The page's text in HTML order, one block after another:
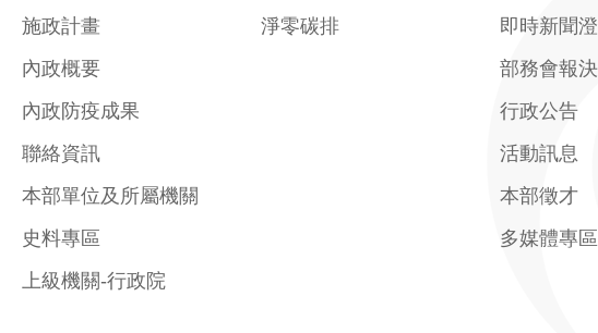
施政計畫
內政概要
內政防疫成果
聯絡資訊
本部單位及所屬機關
史料專區
上級機關-行政院
淨零碳排
即時新聞
部務會報
行政公告
活動訊息
本部徵才
多媒體專區